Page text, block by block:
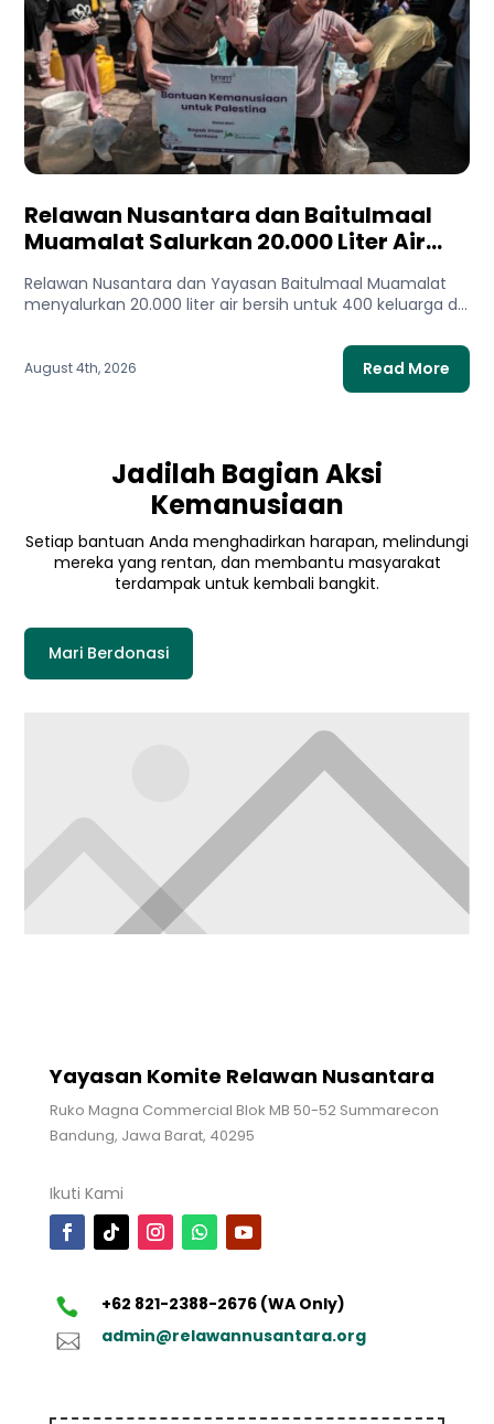
Relawan Nusantara dan Baitulmaal
Muamalat Salurkan 20.000 Liter Air
Relawan Nusantara dan Yayasan Baitulmaal Muamalat
menyalurkan 20.000 liter air bersih untuk 400 keluarga di
August 4th, 2026 Read More
Jadilah Bagian Aksi
Kemanusiaan
Setiap bantuan Anda menghadirkan harapan, melindungi
mereka yang rentan, dan membantu masyarakat
terdampak untuk kembali bangkit.
Mari Berdonasi
Yayasan Komite Relawan Nusantara
Ruko Magna Commercial Blok MB 50-52 Summarecon
Bandung, Jawa Barat, 40295
Ikuti Kami
+62 821-2388-2676 (WA Only)
admin@relawannusantara.org